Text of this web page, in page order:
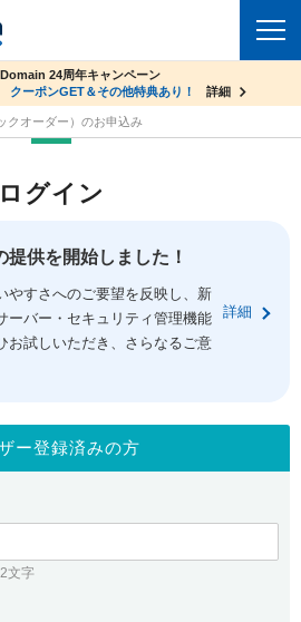
facebook
ログイン
ドメインをご利用希望の方
ユーザー登録
ーバーV2ビジネス応援キャンペーン
料金1年間無料
詳細
24周年キャンペーン
クーポンGET＆その他特典あり！ 詳細
イン
クオーダー）のお申込み
ログイン
供を開始しました！
やすさへのご要望を反映し、新
ーバー・セキュリティ管理機能
お試しいただき、さらなるご意
詳細
ー登録済みの方
文字